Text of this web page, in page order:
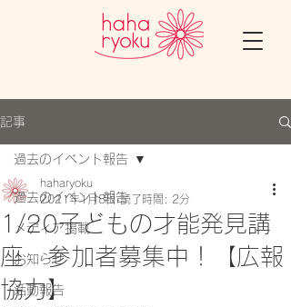
記事
過去のイベント報告
メディア掲載
お知らせ
活動報告
過去のイベント報告
1/20子どもの才能発見講
座 参加者募集中！【広報
協力】
haharyoku
2021年1月8日 読了時間: 2分